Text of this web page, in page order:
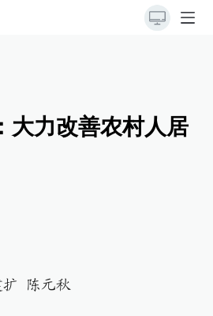
大力改善农村人居
扩 陈元秋